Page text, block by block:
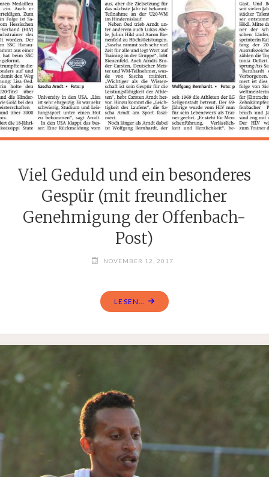
Viel Geduld und ein besonderes
Gespür (mit freundlicher
Genehmigung der Offenbach-
Post)
NOVEMBER 12, 2017
LESEN...